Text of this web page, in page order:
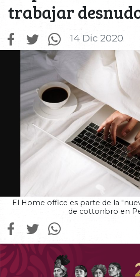
trabajar
14 Dic 2020
El Home office es parte de la
de cottonbro en